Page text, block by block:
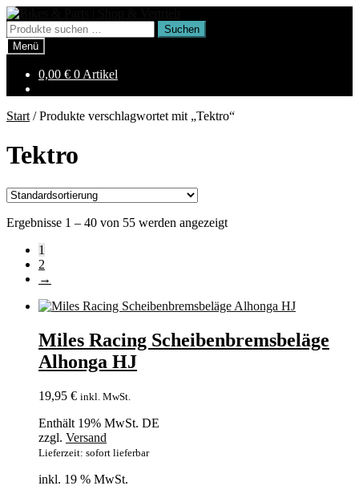
Zur
Navigation
springen
Zum
Inhalt
springen
Suchen
nach:
Suchen
Menü
0,00 € 0 Artikel
Start /Produkte verschlagwortet mit „Tektro“
Tektro
Ergebnisse 1 – 40 von 55 werden angezeigt
1
2
→
Miles Racing Scheibenbremsbeläge
Alhonga HJ
19,95 € inkl. MwSt.
Enthält 19% MwSt. DE
zzgl. Versand
Lieferzeit: sofort lieferbar
inkl. 19 % MwSt.